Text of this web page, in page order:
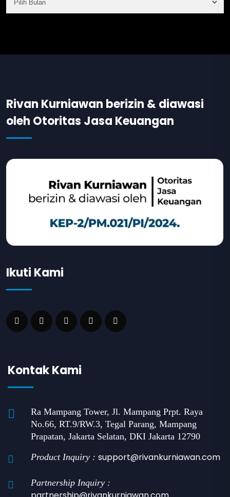
Rivan Kurniawan berizin & diawasi
oleh Otoritas Jasa Keuangan
Ikuti Kami
Kontak Kami
Ra Mampang Tower, Jl. Mampang Prpt. Raya
No.66, RT.9/RW.3, Tegal Parang, Mampang
Prapatan, Jakarta Selatan, DKI Jakarta 12790
Product Inquiry : support@rivankurniawan.com
Partnership Inquiry :